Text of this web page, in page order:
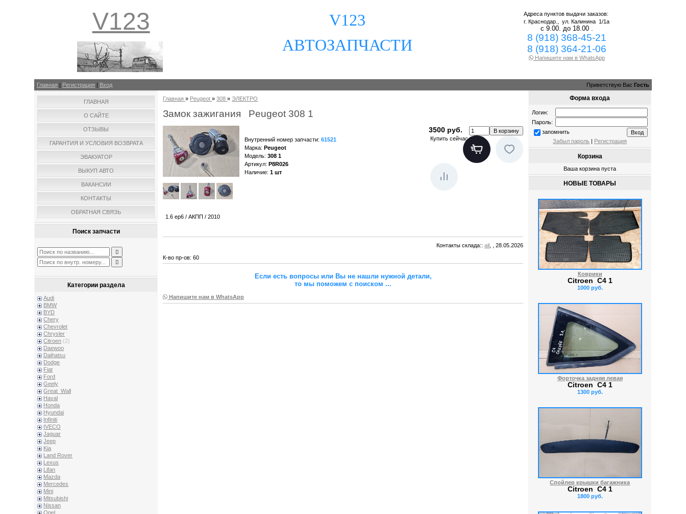
V123
V123
АВТОЗАПЧАСТИ
Адреса пунктов выдачи заказов:
г. Краснодар.,ул. Калинина 1/1а
с 9.00. до 18.00 .
8 (918) 368-45-21
8 (918) 364-21-06
Напишите нам в WhatsApp
Главная | Регистрация | Вход Приветствую Вас Гость
ГЛАВНАЯ
О САЙТЕ
ОТЗЫВЫ
ГАРАНТИЯ И УСЛОВИЯ ВОЗВРАТА
ЭВАКУАТОР
ВЫКУП АВТО
ВАКАНСИИ
КОНТАКТЫ
ОБРАТНАЯ СВЯЗЬ
Поиск запчасти
Категории раздела
Audi
BMW
BYD
Chery
Chevrolet
Chrysler
Citroen (2)
Daewoo
Daihatsu
Dodge
Fiat
Ford
Geely
Great_Wall
Haval
Honda
Hyundai
Infiniti
IVECO
Jaguar
Jeep
Kia
Land Rover
Lexus
Lifan
Mazda
Mercedes
Mini
Mitsubishi
Nissan
Opel
Главная » Peugeot »308 » ЭЛЕКТРО
Замок зажигания Peugeot 308 1
3500 руб.
Внутренний номер запчасти: 61521
Марка: Peugeot
Модель: 308 1
Артикул: P8R026
Наличие: 1 шт
Купить сейчас
1.6 ep6 / АКПП / 2010
Контакты склада::ail , , 28.05.2026
К-во пр-ов: 60
Если есть вопросы или Вы не нашли нужной детали,
то мы поможем с поиском...
Напишите нам в WhatsApp
Форма входа
Логин:
Пароль:
запомнить
Забыл пароль | Регистрация
Корзина
Ваша корзина пуста
НОВЫЕ ТОВАРЫ
Коврики
Citroen C4 1
1000 руб.
Форточка задняя левая
Citroen C4 1
1300 руб.
Спойлер крышки багажника
Citroen C4 1
1800 руб.